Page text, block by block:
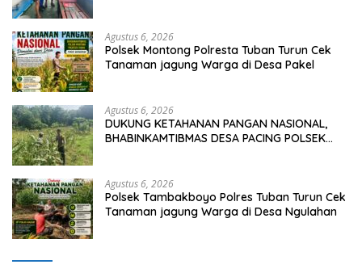
Agustus 6, 2026
Polsek Montong Polresta Tuban Turun Cek
Tanaman jagung Warga di Desa Pakel
Agustus 6, 2026
DUKUNG KETAHANAN PANGAN NASIONAL,
BHABINKAMTIBMAS DESA PACING POLSEK
PARENGAN.
Agustus 6, 2026
Polsek Tambakboyo Polres Tuban Turun Cek
Tanaman jagung Warga di Desa Ngulahan